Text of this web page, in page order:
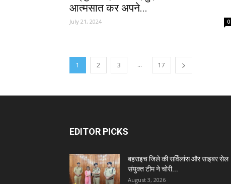
आत्मसात कर अपने...
July 21, 2024 0
1 2 3 ... 17
EDITOR PICKS
बहराइच जिले की सर्विलांस और साइबर सेल
संयुक्त टीम ने चोरी...
August 3, 2026